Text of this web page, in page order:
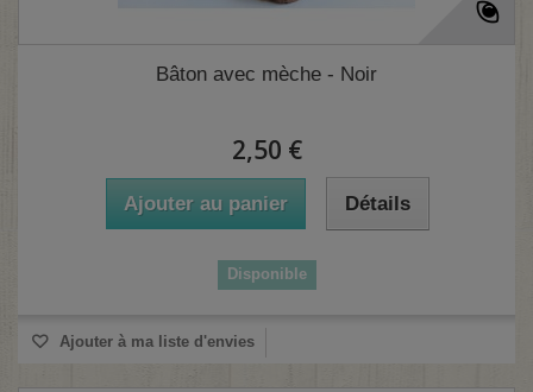
Bâton avec mèche - Noir
2,50 €
Ajouter au panier Détails
Disponible
Ajouter à ma liste d'envies